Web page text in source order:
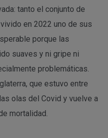
tanto el conjunto de
en 2022 uno de sus
porque las
suaves y ni gripe ni
problemáticas.
que estuvo entre
olas del Covid y vuelve a
mortalidad.